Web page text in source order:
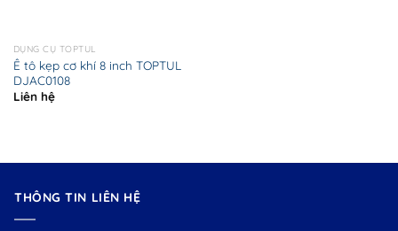
DỤNG CỤ TOPTUL
Ê tô kẹp cơ khí 8 inch TOPTUL
DJAC0108
Liên hệ
THÔNG TIN LIÊN HỆ